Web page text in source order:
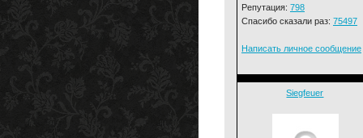
Репутация: 798
Спасибо сказали раз: 75497
Написать личное сообщение
Siegfeuer